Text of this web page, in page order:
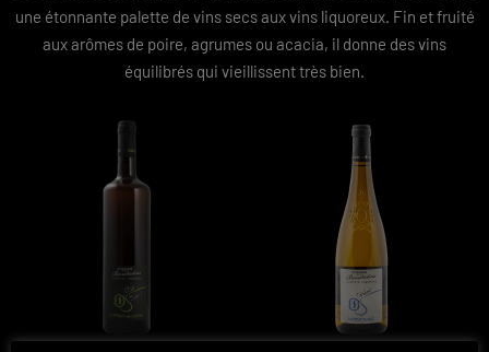
une étonnante palette de vins secs aux vins liquoreux. Fin et fruité
aux arômes de poire, agrumes ou acacia, il donne des vins
équilibrés qui vieillissent très bien.